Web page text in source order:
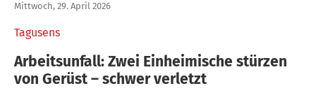
Tagusens
Mittwoch, 29. April 2026
Arbeitsunfall: Zwei Einheimische stürzen
von Gerüst – schwer verletzt